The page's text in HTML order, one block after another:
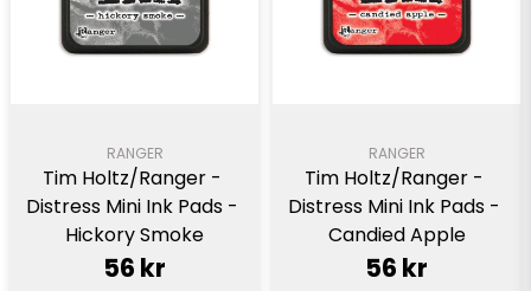
RANGER
Tim Holtz/Ranger -
Distress Mini Ink Pads -
Hickory Smoke
56 kr
RANGER
Tim Holtz/Ranger -
Distress Mini Ink Pads -
Candied Apple
56 kr